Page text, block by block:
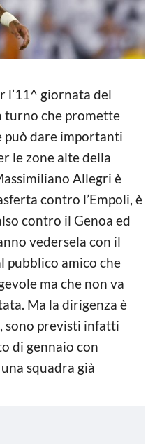
l’11^ giornata del
turno che promette
può dare importanti
le zone alte della
Allegri è
contro l’Empoli, è
contro il Genoa ed
vedersela con il
pubblico amico che
ma che non va
Ma la dirigenza è
sono previsti infatti
di gennaio con
squadra già